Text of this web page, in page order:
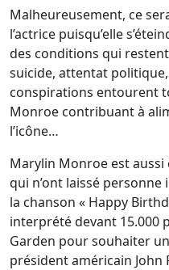
Malheureusement, ce
l’actrice puisqu’elle
des conditions qui
suicide, attentat
conspirations entourent
Monroe contribuant à
l’icône…
Marylin Monroe est
qui n’ont laissé
la chanson « Happy
interprété devant 15.000
Garden pour souhaiter
président américain John